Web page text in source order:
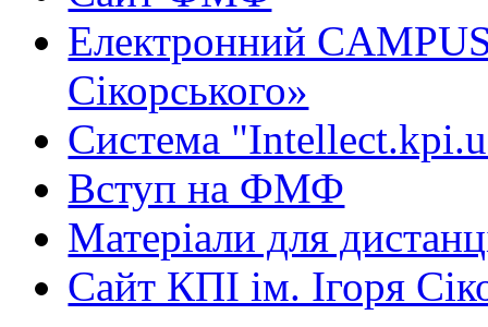
Електронний
Сікорського»
Система
Вступ на ФМФ
Матеріали для
Сайт КПІ ім. Ігоря